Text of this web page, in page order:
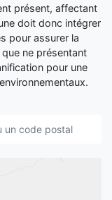
présent, affectant
doit donc intégrer
pour assurer la
ne présentant
pour une